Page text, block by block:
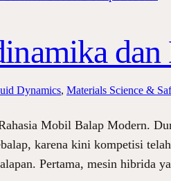
Dynamics, Materials Science &
Mobil Balap Modern.
karena kini kompetisi
Pertama, mesin hibrida